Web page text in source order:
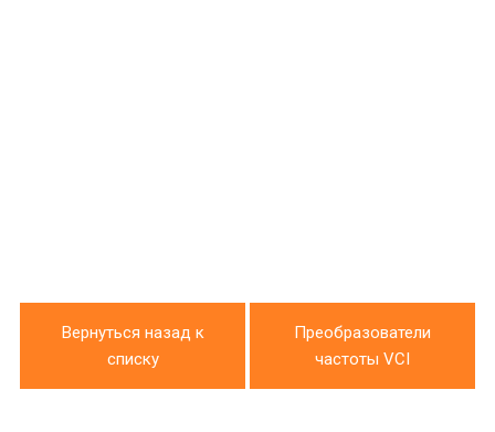
Вернуться назад к
списку
Преобразователи
частоты VCI